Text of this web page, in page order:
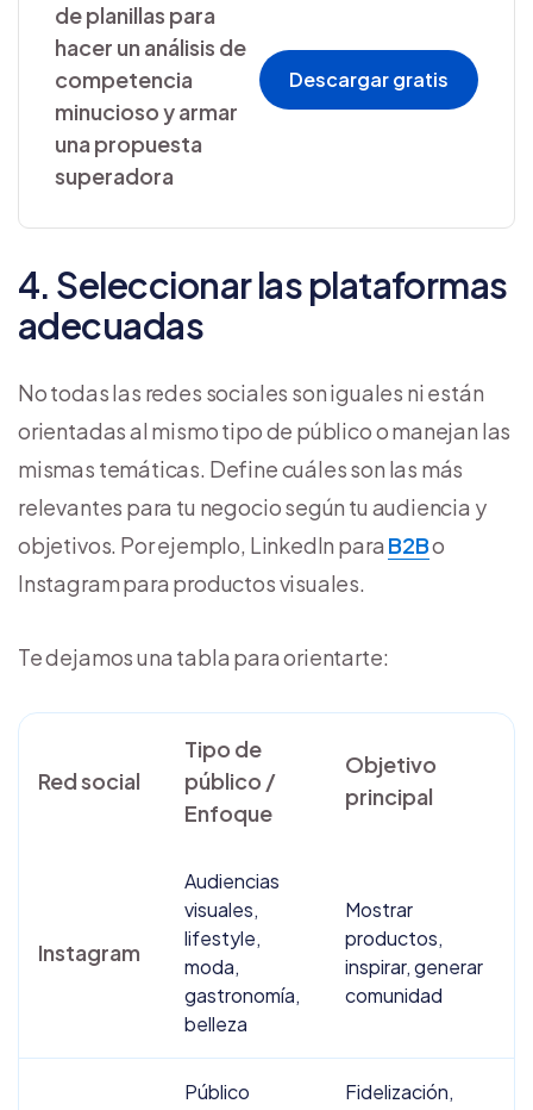
de planillas para
hacer un análisis de
competencia
minucioso y armar
una propuesta
superadora
Descargar gratis
4. Seleccionar las plataformas
adecuadas
No todas las redes sociales son iguales ni están
orientadas al mismo tipo de público o manejan las
mismas temáticas. Define cuáles son las más
relevantes para tu negocio según tu audiencia y
objetivos. Por ejemplo, LinkedIn para B2Bo
Instagram para productos visuales.
Te dejamos una tabla para orientarte:
Red social
Tipo de
público /
Enfoque
Objetivo
principal
Instagram
Audiencias
visuales,
lifestyle,
moda,
gastronomía,
belleza
Mostrar
productos,
inspirar, generar
comunidad
Público
Fidelización,